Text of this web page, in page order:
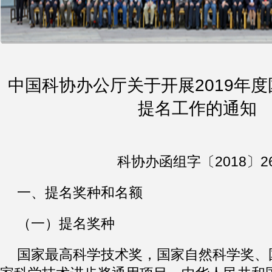
中国科协办公厅关于开展2019年
提名工作的通知
科协办函组字〔2018〕
一、提名奖种和名额
（一）提名奖种
国家最高科学技术奖，国家自然科学奖